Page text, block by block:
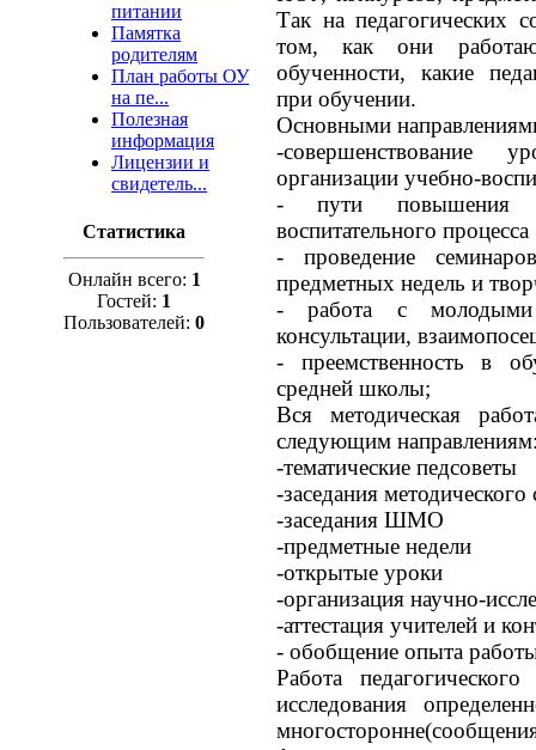
питании
Памятка
родителям
План работы ОУ
на пе...
Полезная
информация
Лицензии и
свидетель...
Статистика
Онлайн всего: 1
Гостей: 1
Пользователей: 0
Так на педагогических
том, как они
обученности, какие
при обучении.
Основными
-
организации учебно-
- пути повышения
воспитательного процесса
- проведение
предметных недель и
- работа с молодыми
консультации,
- преемственность в
средней школы;
Вся методическая
следующим
-тематические педсоветы
-заседания методического
-заседания ШМО
-предметные недели
-открытые уроки
-организация научно-
-аттестация учителей и
- обобщение опыта
Работа
исследования